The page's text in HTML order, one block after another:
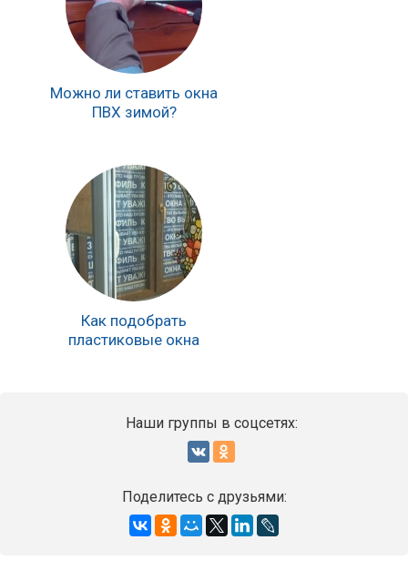
Можно ли ставить окна
ПВХ зимой?
Как подобрать
пластиковые окна
Наши группы в соцсетях:
Поделитесь с друзьями: